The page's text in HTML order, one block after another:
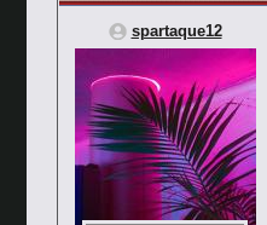
spartaque12